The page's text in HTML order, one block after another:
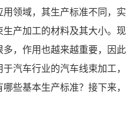
领域，其生产标准不同，实
产加工的材料及其大小。现
，作用也越来越重要，因此
汽车行业的汽车线束加工，
些基本生产标准？接下来，